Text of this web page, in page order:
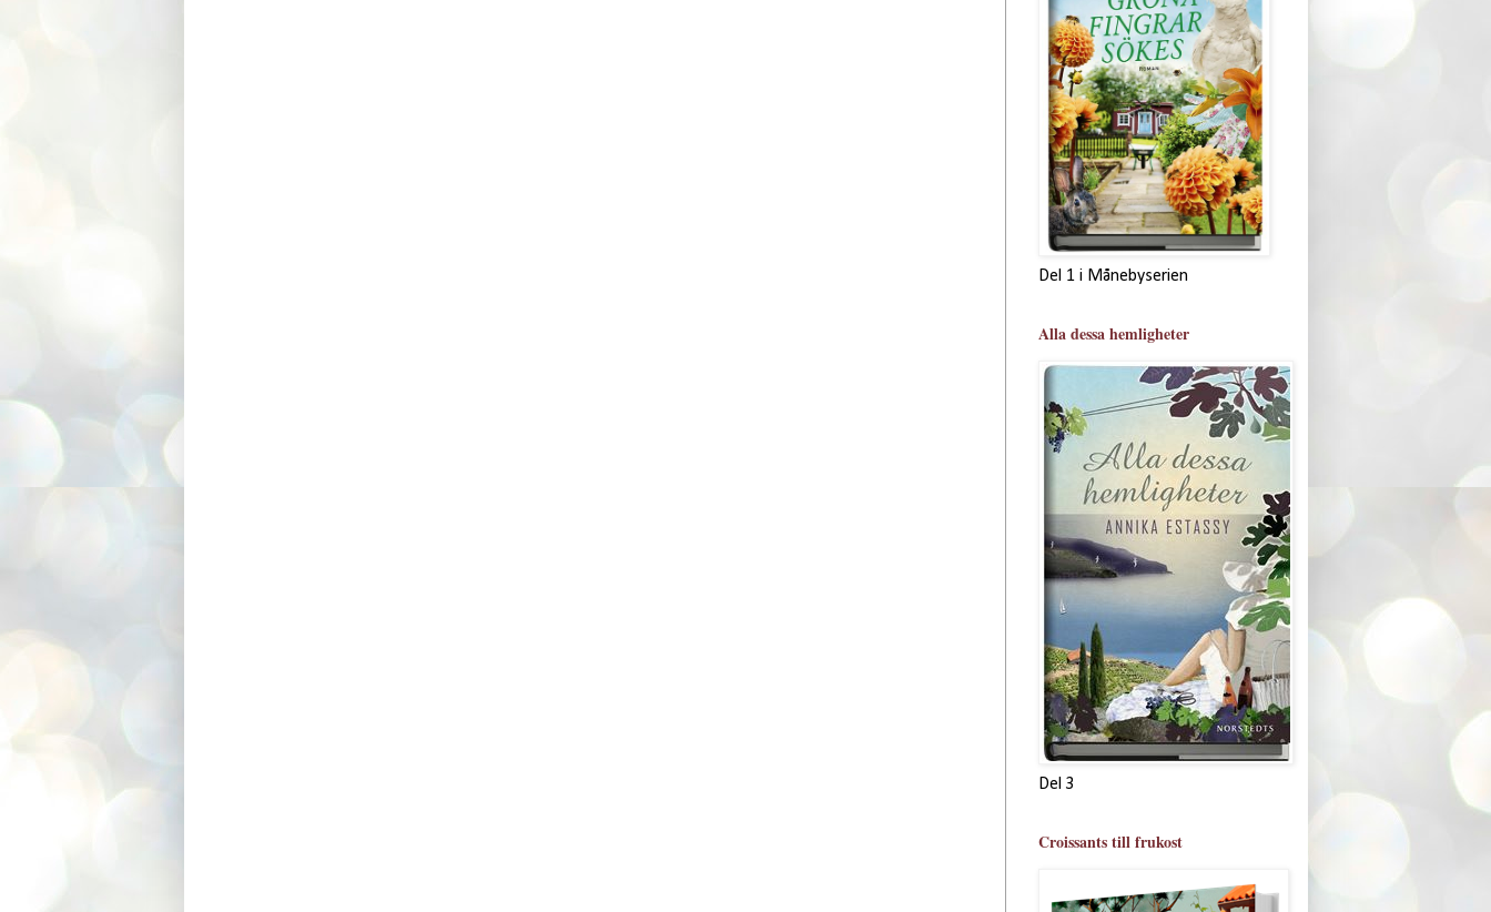
Del 1 i Månebyserien
Alla dessa hemligheter
Del 3
Croissants till frukost